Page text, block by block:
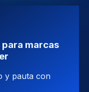
marcas
y pauta con